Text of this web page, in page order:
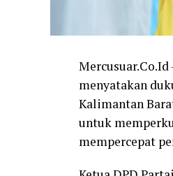
Mercusuar.Co.Id
menyatakan
Kalimantan
untuk
mempercepat